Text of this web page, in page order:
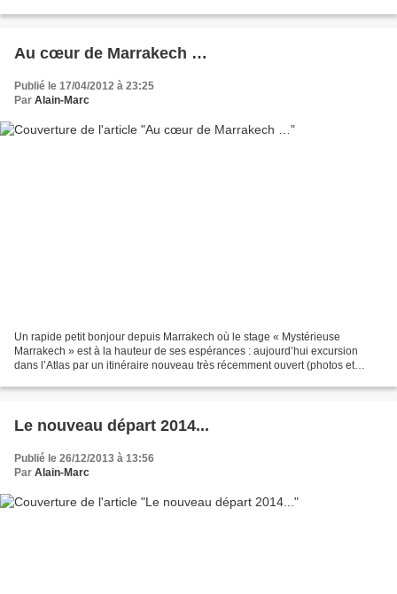
Au cœur de Marrakech …
Publié le 17/04/2012 à 23:25
Par Alain-Marc
Un rapide petit bonjour depuis Marrakech où le stage « Mystérieuse
Marrakech » est à la hauteur de ses espérances : aujourd’hui excursion
dans l’Atlas par un itinéraire nouveau très récemment ouvert (photos et
Le nouveau départ 2014...
Publié le 26/12/2013 à 13:56
Par Alain-Marc